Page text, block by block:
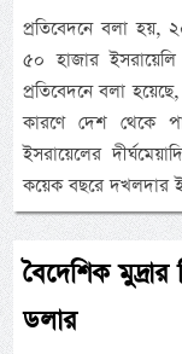
প্রতিবেদনে বলা
৫০ হাজার
প্রতিবেদনে বলা
কারণে দেশ থেকে
ইসরায়েলের
কয়েক বছরে
বৈদেশিক
ডলার